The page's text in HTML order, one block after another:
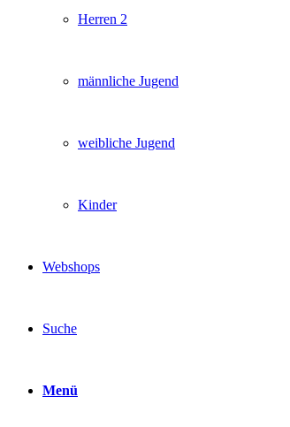
Herren 2
männliche Jugend
weibliche Jugend
Kinder
Webshops
Suche
Menü